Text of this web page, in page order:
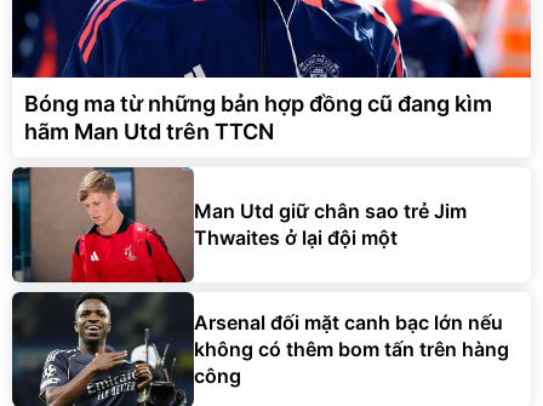
Bóng ma từ những bản hợp đồng cũ đang kìm
hãm Man Utd trên TTCN
Man Utd giữ chân sao trẻ Jim
Thwaites ở lại đội một
Arsenal đối mặt canh bạc lớn nếu
không có thêm bom tấn trên hàng
công